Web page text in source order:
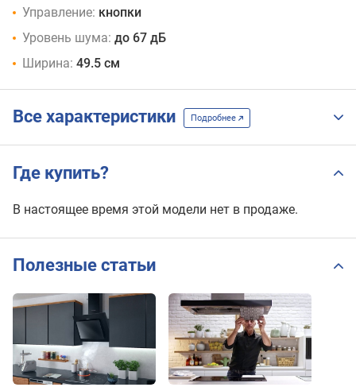
Управление: кнопки
Уровень шума: до 67 дБ
Ширина: 49.5 см
Все характеристики Подробнее
Где купить?
В настоящее время этой модели нет в продаже.
Полезные статьи